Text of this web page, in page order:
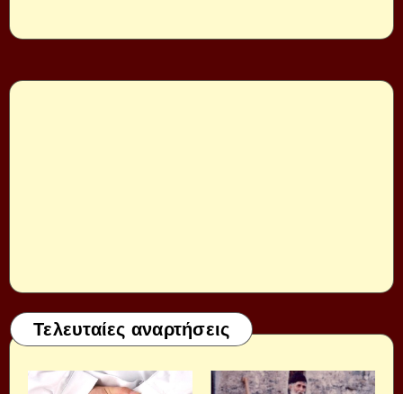
Τελευταίες αναρτήσεις